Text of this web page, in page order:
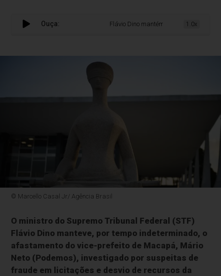
Ouça: Flávio Dino mantém afastamento de
1.0x
© Marcello Casal Jr/ Agência Brasil
O ministro do Supremo Tribunal Federal (STF)
Flávio Dino manteve, por tempo indeterminado, o
afastamento do vice-prefeito de Macapá, Mário
Neto (Podemos), investigado por suspeitas de
fraude em licitações e desvio de recursos da